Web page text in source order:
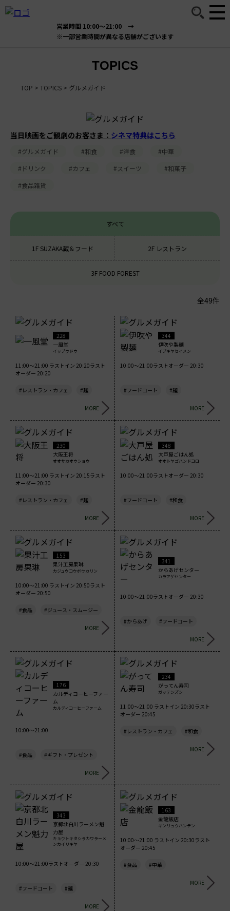
営業時間 10:00～21:00 →
※一部営業時間が異なる店舗がございます
TOPICS
TOP > TOPICS > グルメガイド
当日映画をご観劇のお客さま： シネマ特典はこちら
#グルメガイド #和食 #洋食
#中華
#ドリンク
#カフェ #スイーツ
#和菓子
#食品雑貨
すべて
1F SUZAKA蔵＆フード 2F レストラン
3F FOOD FOREST
全49件
228
一風堂
イップウドウ
11:00～21:00 ラストイン 20:20ラスト
オーダー 20:20
#レストラン・カフェ #麺
MORE
344
伊吹や製麺
イブキヤセイメン
10:00～21:00ラストオーダー 20:30
#フードコート #麺
MORE
230
大阪王将
オオサカオウショウ
11:00～21:00 ラストイン 20:15ラスト
オーダー 20:30
#レストラン・カフェ #麺
MORE
348
大戸屋ごはん処
オオトヤゴハンドコロ
10:00～21:00ラストオーダー 20:30
#フードコート #和食
MORE
153
果汁工房果琳
カジュウコウボウカリン
10:00～21:00 ラストイン 20:50ラスト
オーダー 20:50
#食品 #ジュース・スムージー
MORE
341
からあげセンター
カラアゲセンター
10:00～21:00ラストオーダー 20:30
#からあげ #フードコート
MORE
176
カルディコーヒーファー
ム
カルディコーヒーファーム
10:00～21:00
#食品 #ギフト・プレゼント
MORE
234
がってん寿司
ガッテンズシ
11:00～21:00 ラストイン 20:30ラスト
オーダー 20:45
#レストラン・カフェ #和食
MORE
343
京都北白川ラーメン魁
力屋
キョウトキタシラカワラーメ
ンカイリキヤ
10:00～21:00ラストオーダー 20:30
#フードコート #麺
MORE
163
金龍飯店
キンリュウハンテン
10:00～21:00 ラストイン 20:30ラスト
オーダー 20:45
#食品 #中華
MORE